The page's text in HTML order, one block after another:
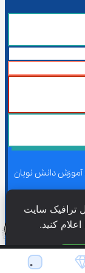
دانش نویان
دانش نویان
ترافیک سایت